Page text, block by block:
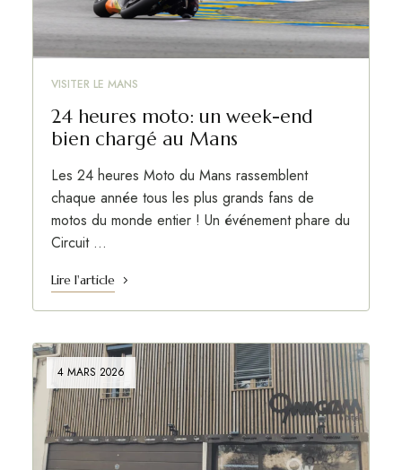
VISITER LE MANS
24 heures moto: un week-end
bien chargé au Mans
Les 24 heures Moto du Mans rassemblent
chaque année tous les plus grands fans de
motos du monde entier ! Un événement phare du
Circuit …
Lire l'article
4 MARS 2026